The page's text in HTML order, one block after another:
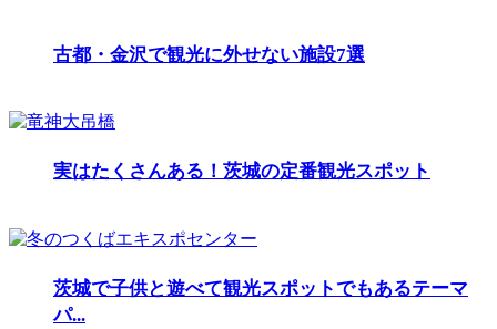
古都・金沢で観光に外せない施設7選
実はたくさんある！茨城の定番観光スポット
茨城で子供と遊べて観光スポットでもあるテーマ
パ...